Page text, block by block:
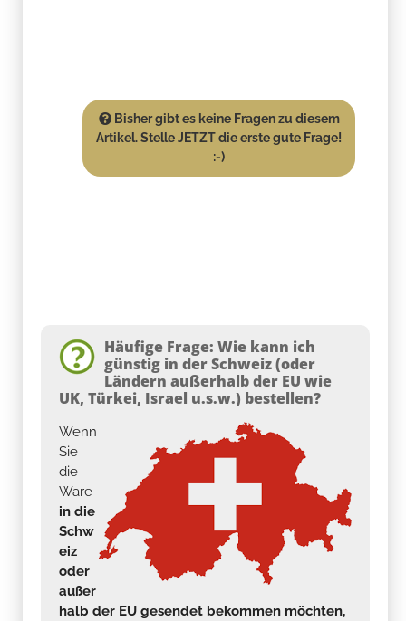
Bisher gibt es keine Fragen zu diesem
Artikel. Stelle JETZT die erste gute Frage!
:-)
Häufige Frage: Wie kann ich
günstig in der Schweiz (oder
Ländern außerhalb der EU wie
UK, Türkei, Israel u.s.w.) bestellen?
Wenn
Sie
die
Ware
in die
Schw
eiz
oder
außer
halb der EU gesendet bekommen möchten,